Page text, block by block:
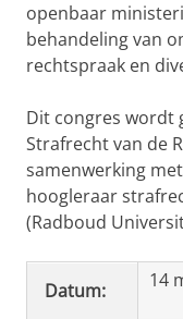
openbaar
behandeling van
rechtspraak en
Dit congres wordt
Strafrecht van de
samenwerking
hoogleraar
(Radboud
Datum: 14